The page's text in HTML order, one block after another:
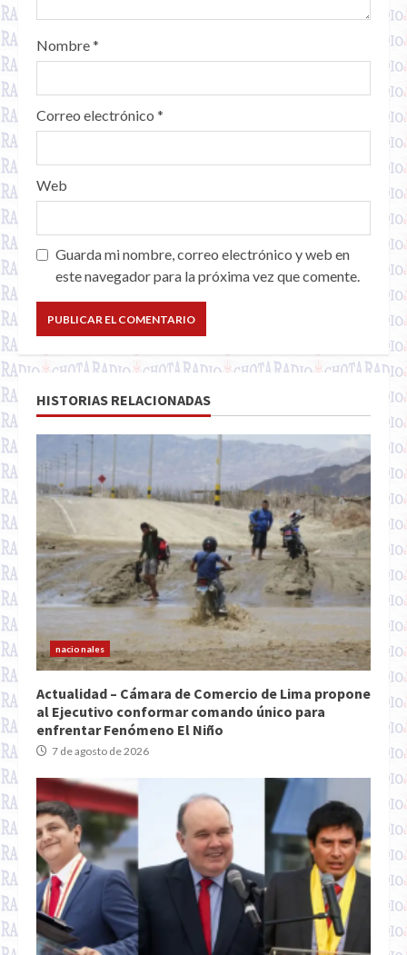
Nombre*
Correo electrónico *
Web
Guarda mi nombre, correo electrónico y web en
este navegador para la próxima vez que comente.
HISTORIAS RELACIONADAS
nacionales
Actualidad – Cámara de Comercio de Lima propone
al Ejecutivo conformar comando único para
enfrentar Fenómeno El Niño
7 de agosto de 2026